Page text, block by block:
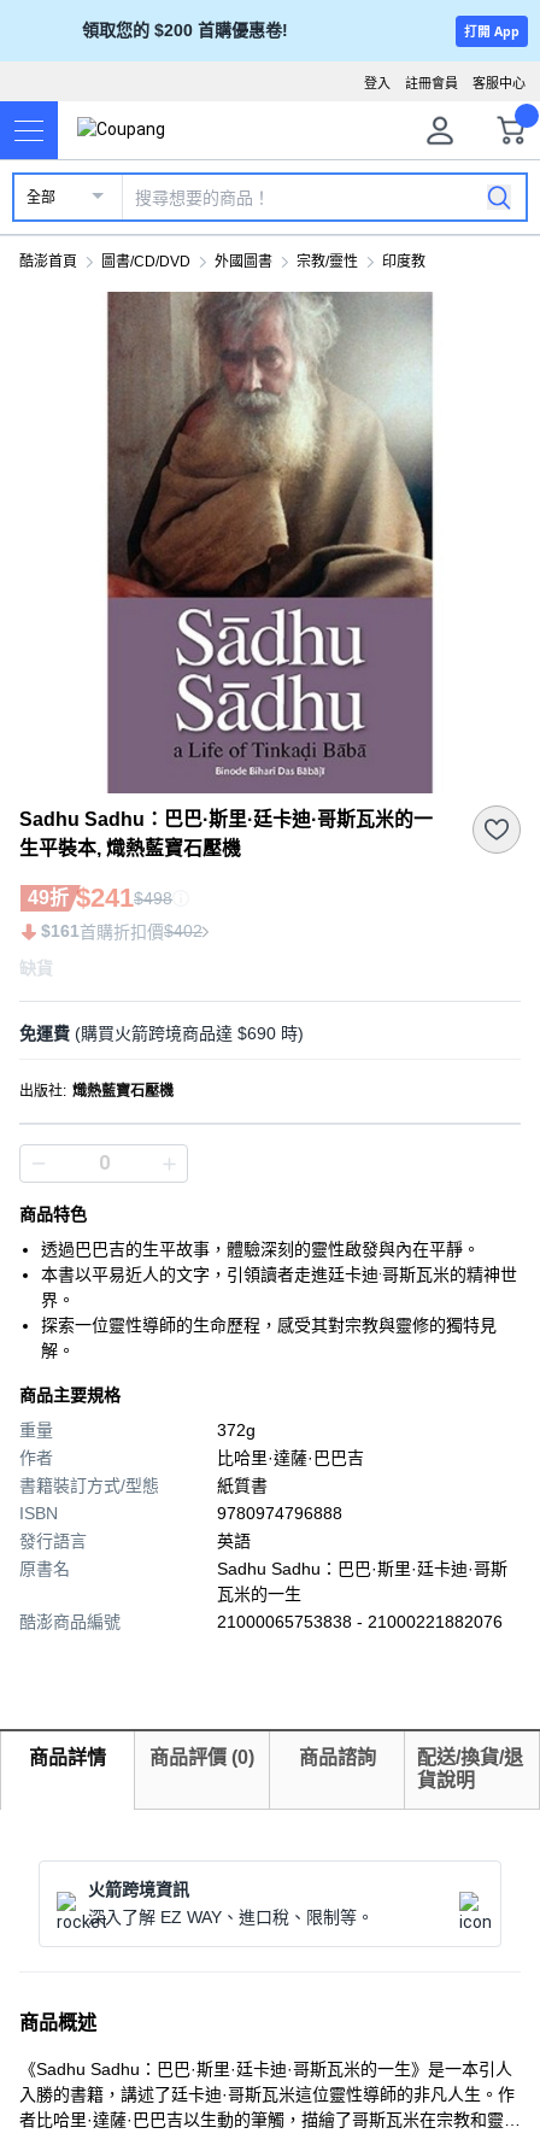
領取您的 $200 首購優惠卷! 打開 App
客服中心
註冊會員
登入
全部
酷澎首頁 圖書/CD/DVD 外國圖書 宗教/靈性 印度教
Sadhu Sadhu：巴巴·斯里·廷卡迪·哥斯瓦米的一
生平裝本, 熾熱藍寶石壓機
49折 $241$498
$161首購折扣價$402
缺貨
免運費 (購買火箭跨境商品達 $690 時)
出版社: 熾熱藍寶石壓機
商品特色
透過巴巴吉的生平故事，體驗深刻的靈性啟發與內在平靜。
本書以平易近人的文字，引領讀者走進廷卡迪·哥斯瓦米的精神世
界。
探索一位靈性導師的生命歷程，感受其對宗教與靈修的獨特見
解。
商品主要規格
重量
372g
作者
比哈里·達薩·巴巴吉
書籍裝訂方式/型態
紙質書
ISBN
9780974796888
發行語言
英語
原書名
Sadhu Sadhu：巴巴·斯里·廷卡迪·哥斯
瓦米的一生
酷澎商品編號
21000065753838 - 21000221882076
商品詳情 商品評價 (0) 商品諮詢
配送/換貨/退
貨說明
火箭跨境資訊
深入了解 EZ WAY、進口稅、限制等。
商品概述
《Sadhu Sadhu：巴巴·斯里·廷卡迪·哥斯瓦米的一生》是一本引人
入勝的書籍，講述了廷卡迪·哥斯瓦米這位靈性導師的非凡人生。作
者比哈里·達薩·巴巴吉以生動的筆觸，描繪了哥斯瓦米在宗教和靈修